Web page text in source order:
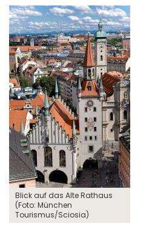
Blick auf das Alte Rathaus
(Foto: München
Tourismus/Sciosia)